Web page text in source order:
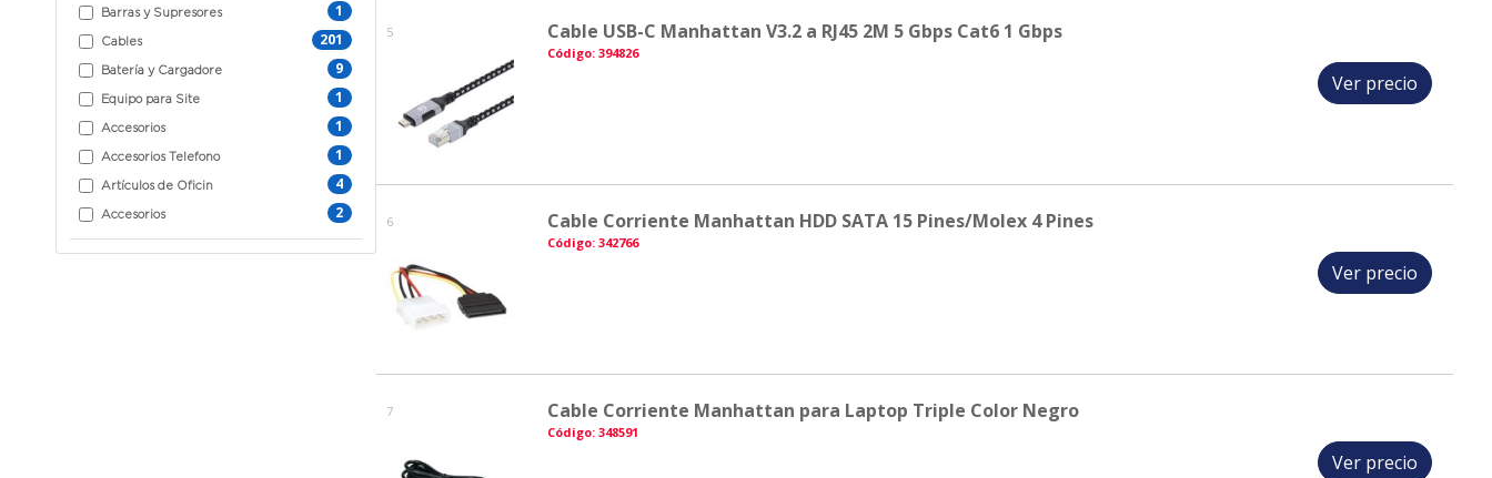
Barras y Supresores 1
Cables 201
Batería y Cargadore 9
Equipo para Site 1
Accesorios 1
Accesorios Telefono 1
Artículos de Oficin 4
Accesorios 2
5 Cable USB-C Manhattan V3.2 a RJ45 2M 5 Gbps Cat6 1 Gbps
Código: 394826
Ver precio
6 Cable Corriente Manhattan HDD SATA 15 Pines/Molex 4 Pines
Código: 342766
Ver precio
7 Cable Corriente Manhattan para Laptop Triple Color Negro
Código: 348591
Ver precio